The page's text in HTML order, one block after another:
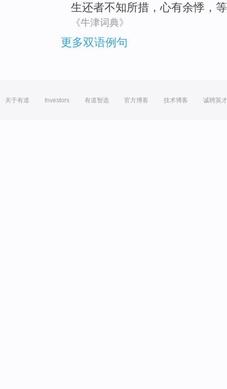
生还者不知所措 ，心有余悸，
《牛津词典》
更多双语例句
关于有道 Investors 有道智选 官方博客 技术博客 诚聘英才